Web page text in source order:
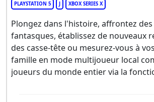
PLAYSTATION 5 XBOX SERIES X
Plongez dans l'histoire, affrontez
fantasques, établissez de nouveaux
des casse-tête ou mesurez-vous à
famille en mode multijoueur local
joueurs du monde entier via la